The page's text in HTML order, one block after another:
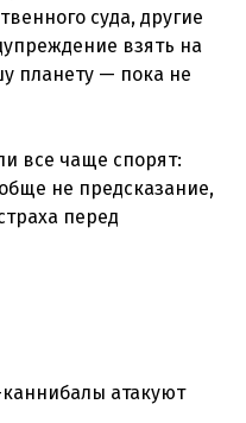
суда, другие
взять на
планету — пока не
все чаще спорят:
не предсказание,
перед
атакуют